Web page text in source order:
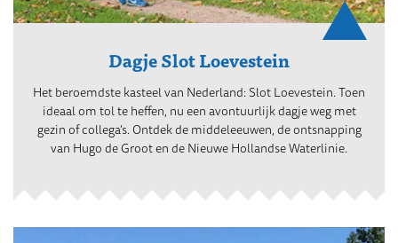
Dagje Slot Loevestein
Het beroemdste kasteel van Nederland: Slot Loevestein. Toen
ideaal om tol te heffen, nu een avontuurlijk dagje weg met
gezin of collega’s. Ontdek de middeleeuwen, de ontsnapping
van Hugo de Groot en de Nieuwe Hollandse Waterlinie.